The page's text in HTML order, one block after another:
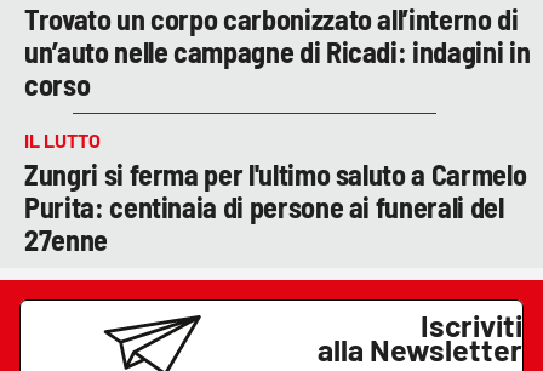
Trovato un corpo carbonizzato all’interno di
un’auto nelle campagne di Ricadi: indagini in
corso
IL LUTTO
Zungri si ferma per l'ultimo saluto a Carmelo
Purita: centinaia di persone ai funerali del
27enne
Iscriviti
alla Newsletter